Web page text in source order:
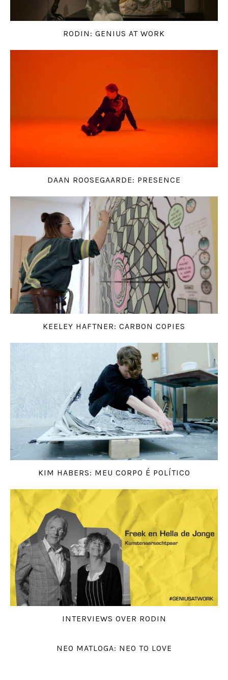
RODIN: GENIUS AT WORK
DAAN ROOSEGAARDE: PRESENCE
KEELEY HAFTNER: CARBON COPIES
KIM HABERS: MEU CORPO É POLÍTICO
INTERVIEWS OVER RODIN
NEO MATLOGA: NEO TO LOVE